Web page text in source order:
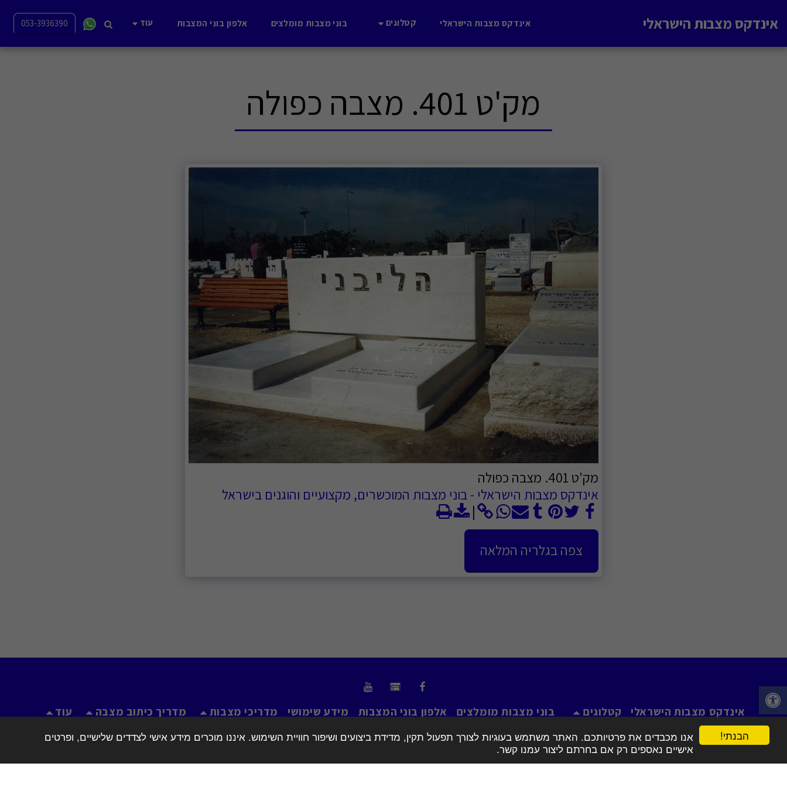
הבנתי!
אנו מכבדים את פרטיותכם. האתר משתמש בעוגיות לצורך תפעול תקין, מדידת ביצועים ושיפור חוויית השימוש. איננו מוכרים מידע אישי לצדדים שלישיים, ופרטים
אישיים נאספים רק אם בחרתם ליצור עמנו קשר.
אינדקס מצבות הישראלי אינדקס מצבות הישראלי קטלוגים בוני מצבות מומלצים אלפון בוני המצבות עוד 053-3936390
מק'ט 401. מצבה כפולה
מק'ט 401. מצבה כפולה
אינדקס מצבות הישראלי - בוני מצבות המוכשרים, מקצועיים והוגנים בישראל
צפה בגלריה המלאה
אינדקס מצבות הישראלי קטלוגים בוני מצבות מומלצים אלפון בוני המצבות מידע שימושי מדריכי מצבות מדריך כיתוב מצבה
עוד
זכויות יוצרים © 2026 כל הזכויות שמורות -
אינדקס מצבות הישראלי